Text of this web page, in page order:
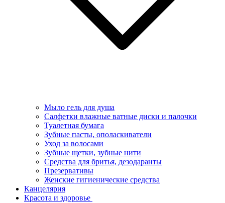
Мыло гель для душа
Салфетки влажные ватные диски и палочки
Туалетная бумага
Зубные пасты, ополаскиватели
Уход за волосами
Зубные щетки, зубные нити
Средства для бритья, дезодаранты
Презервативы
Женские гигиенические средства
Канцелярия
Красота и здоровье